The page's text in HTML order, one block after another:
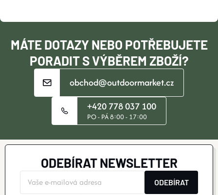
T
MÁTE DOTAZY NEBO POTŘEBUJETE
PORADIT S VÝBĚREM ZBOŽÍ?
obchod@outdoormarket.cz
+420 778 037 100
PO - PÁ 8:00 - 17:00
ODEBÍRAT NEWSLETTER
ODEBÍRAT